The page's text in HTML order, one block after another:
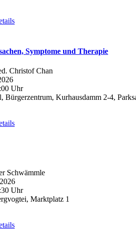
Symptome und Therapie
Christof Chan
Uhr
Bürgerzentrum, Kurhausdamm 2-4,
Schwämmle
Uhr
Marktplatz 1